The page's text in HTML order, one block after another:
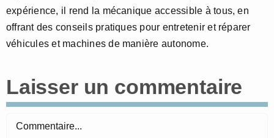
expérience, il rend la mécanique accessible à tous, en
offrant des conseils pratiques pour entretenir et réparer
véhicules et machines de manière autonome.
Laisser un commentaire
Commentaire